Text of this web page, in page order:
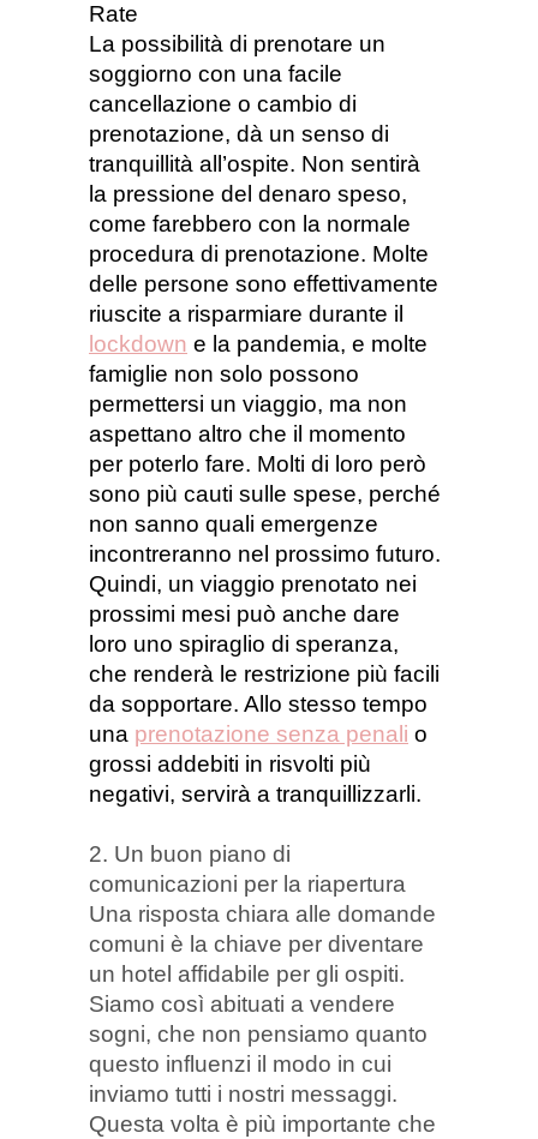
Rate
La possibilità di prenotare un
soggiorno con una facile
cancellazione o cambio di
prenotazione, dà un senso di
tranquillità all’ospite. Non sentirà
la pressione del denaro speso,
come farebbero con la normale
procedura di prenotazione. Molte
delle persone sono effettivamente
riuscite a risparmiare durante il
lockdown e la pandemia, e molte
famiglie non solo possono
permettersi un viaggio, ma non
aspettano altro che il momento
per poterlo fare. Molti di loro però
sono più cauti sulle spese, perché
non sanno quali emergenze
incontreranno nel prossimo futuro.
Quindi, un viaggio prenotato nei
prossimi mesi può anche dare
loro uno spiraglio di speranza,
che renderà le restrizione più facili
da sopportare. Allo stesso tempo
una prenotazione senza penali o
grossi addebiti in risvolti più
negativi, servirà a tranquillizzarli.
2. Un buon piano di
comunicazioni per la riapertura
Una risposta chiara alle domande
comuni è la chiave per diventare
un hotel affidabile per gli ospiti.
Siamo così abituati a vendere
sogni, che non pensiamo quanto
questo influenzi il modo in cui
inviamo tutti i nostri messaggi.
Questa volta è più importante che